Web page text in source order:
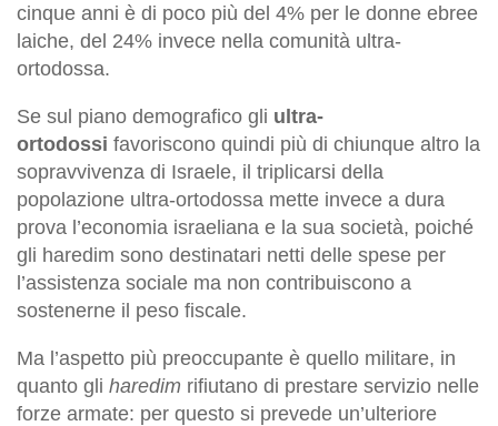
cinque anni è di poco più del 4% per le donne ebree
laiche, del 24% invece nella comunità ultra-
ortodossa.
Se sul piano demografico gli ultra-
ortodossi favoriscono quindi più di chiunque altro la
sopravvivenza di Israele, il triplicarsi della
popolazione ultra-ortodossa mette invece a dura
prova l’economia israeliana e la sua società, poiché
gli haredim sono destinatari netti delle spese per
l’assistenza sociale ma non contribuiscono a
sostenerne il peso fiscale.
Ma l’aspetto più preoccupante è quello militare, in
quanto gli haredim rifiutano di prestare servizio nelle
forze armate: per questo si prevede un’ulteriore